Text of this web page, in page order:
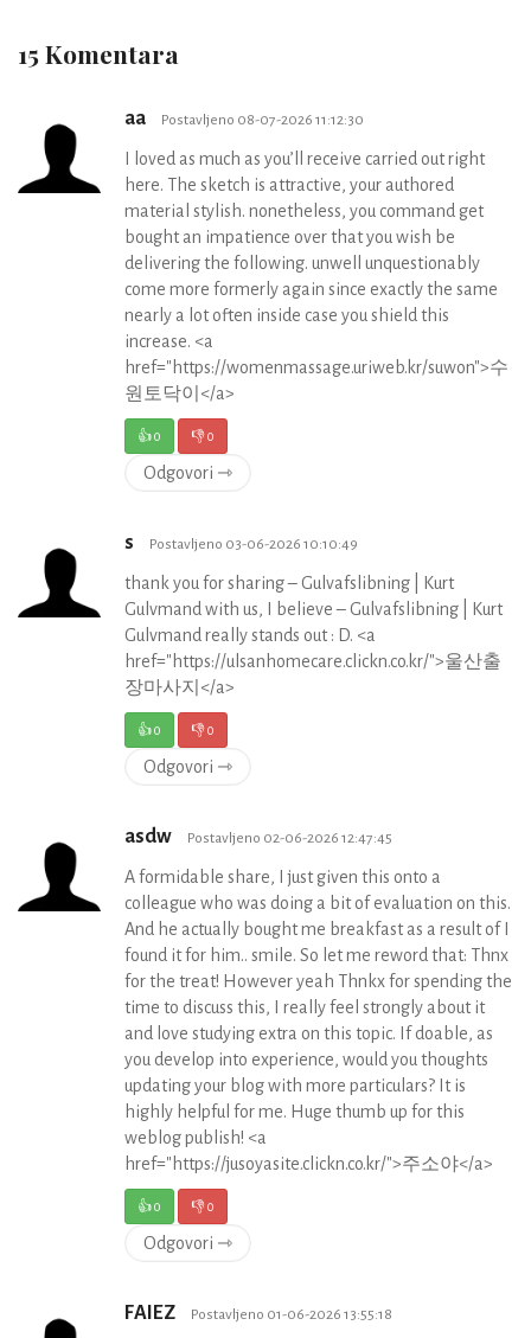
15 Komentara
aa Postavljeno 08-07-2026 11:12:30
I loved as much as you’ll receive carried out right
here. The sketch is attractive, your authored
material stylish. nonetheless, you command get
bought an impatience over that you wish be
delivering the following. unwell unquestionably
come more formerly again since exactly the same
nearly a lot often inside case you shield this
increase. <a
href="https://womenmassage.uriweb.kr/suwon">수
원토닥이</a>
👍0 👎0
Odgovori ⇾
s Postavljeno 03-06-2026 10:10:49
thank you for sharing – Gulvafslibning | Kurt
Gulvmand with us, I believe – Gulvafslibning | Kurt
Gulvmand really stands out : D. <a
href="https://ulsanhomecare.clickn.co.kr/">울산출
장마사지</a>
👍0 👎0
Odgovori ⇾
asdw Postavljeno 02-06-2026 12:47:45
A formidable share, I just given this onto a
colleague who was doing a bit of evaluation on this.
And he actually bought me breakfast as a result of I
found it for him.. smile. So let me reword that: Thnx
for the treat! However yeah Thnkx for spending the
time to discuss this, I really feel strongly about it
and love studying extra on this topic. If doable, as
you develop into experience, would you thoughts
updating your blog with more particulars? It is
highly helpful for me. Huge thumb up for this
weblog publish! <a
href="https://jusoyasite.clickn.co.kr/">주소야</a>
👍0 👎0
Odgovori ⇾
FAIEZ Postavljeno 01-06-2026 13:55:18